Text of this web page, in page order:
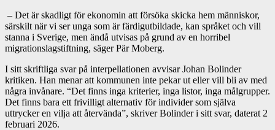
– Det är skadligt för ekonomin att försöka skicka hem människor,
särskilt när vi ser unga som är färdigutbildade, kan språket och vill
stanna i Sverige, men ändå utvisas på grund av en horribel
migrationslagstiftning, säger Pär Moberg.
I sitt skriftliga svar på interpellationen avvisar Johan Bolinder
kritiken. Han menar att kommunen inte pekar ut eller vill bli av med
några invånare. “Det finns inga kriterier, inga listor, inga målgrupper.
Det finns bara ett frivilligt alternativ för individer som själva
uttrycker en vilja att återvända”, skriver Bolinder i sitt svar, daterat 2
februari 2026.